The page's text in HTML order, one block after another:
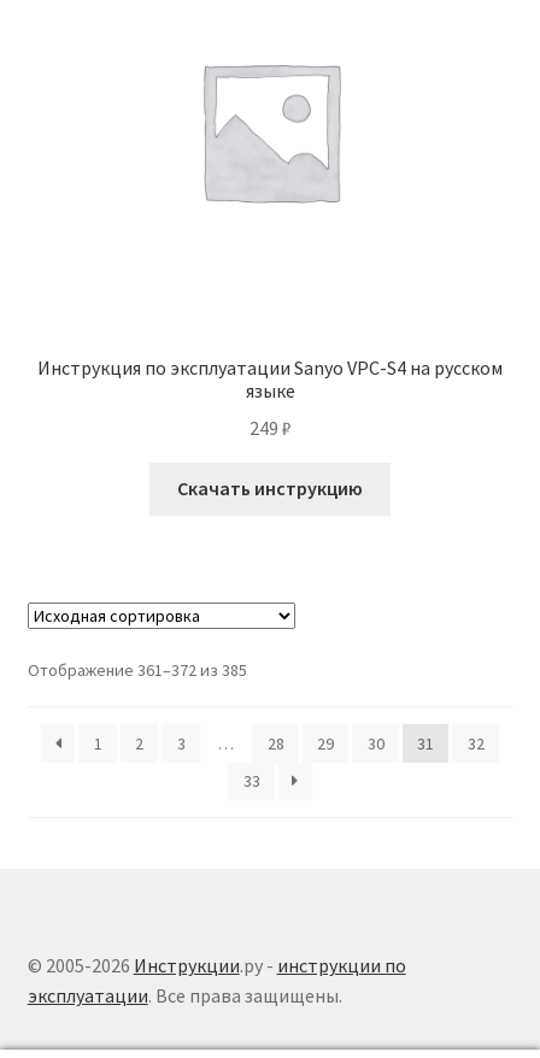
Инструкция по эксплуатации Sanyo VPC-S4 на русском
языке
249 ₽
Скачать инструкцию
Отображение 361–372 из 385
1 2 3 … 28 29 30 31
32
33
© 2005-2026 Инструкции.ру - инструкции по
эксплуатации. Все права защищены.